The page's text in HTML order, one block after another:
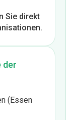
Sie direkt
der
(Essen